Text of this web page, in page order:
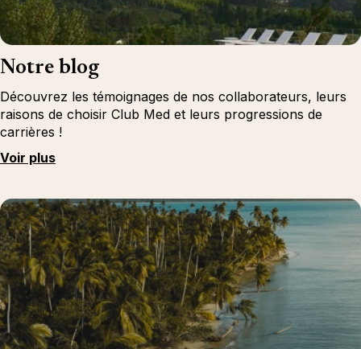
Notre blog
Découvrez les témoignages de nos collaborateurs, leurs
raisons de choisir Club Med et leurs progressions de
carrières !
Voir plus